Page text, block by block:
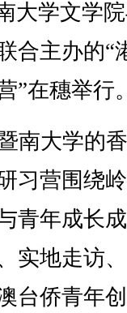
大学文学
合主办的“
”在穗举行
大学的
习营围绕
青年成长
实地走访
台侨青年